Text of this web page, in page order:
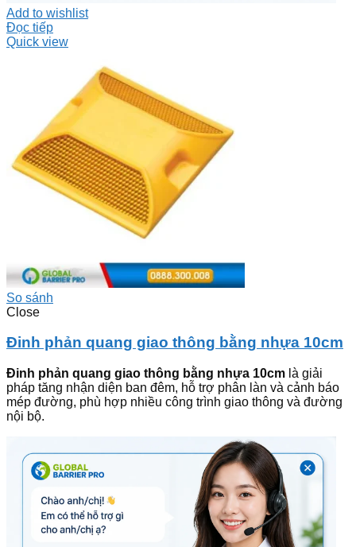
Add to wishlist
Đọc tiếp
Quick view
So sánh
Close
Đinh phản quang giao thông bằng nhựa 10cm
Đinh phản quang giao thông bằng nhựa 10cm là giải
pháp tăng nhận diện ban đêm, hỗ trợ phân làn và cảnh báo
mép đường, phù hợp nhiều công trình giao thông và đường
nội bộ.